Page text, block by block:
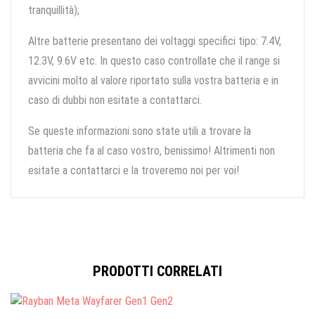
tranquillità);
Altre batterie presentano dei voltaggi specifici tipo: 7.4V,
12.3V, 9.6V etc. In questo caso controllate che il range si
avvicini molto al valore riportato sulla vostra batteria e in
caso di dubbi non esitate a contattarci.
Se queste informazioni sono state utili a trovare la
batteria che fa al caso vostro, benissimo! Altrimenti non
esitate a contattarci e la troveremo noi per voi!
PRODOTTI CORRELATI